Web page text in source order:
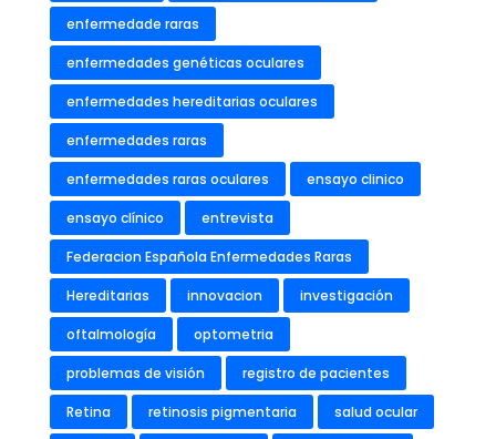
enfermedade raras
enfermedades genéticas oculares
enfermedades hereditarias oculares
enfermedades raras
enfermedades raras oculares ensayo clinico
ensayo clínico entrevista
Federacion Española Enfermedades Raras
Hereditarias innovacion investigación
oftalmología optometria
problemas de visión registro de pacientes
Retina retinosis pigmentaria salud ocular